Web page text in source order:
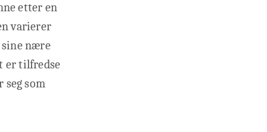
etter en
varierer
sine nære
er tilfredse
seg som